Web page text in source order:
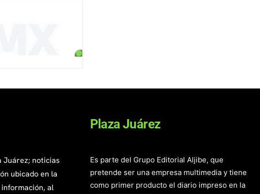
Juárez; noticias
ubicado en la
información, al
Plaza Juárez
Es parte del Grupo Editorial Aljibe, que
pretende ser una empresa multimedia y tiene
como primer producto el diario impreso en la